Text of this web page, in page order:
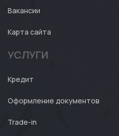
Вакансии
Карта сайта
УСЛУГИ
Кредит
Оформление документов
Trade-in